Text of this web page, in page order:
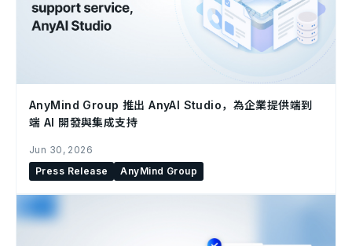
AnyMind Group 推出 AnyAI Studio，為企業提供端到
端 AI 開發與集成支持
Jun 30, 2026
Press Release
AnyMind Group